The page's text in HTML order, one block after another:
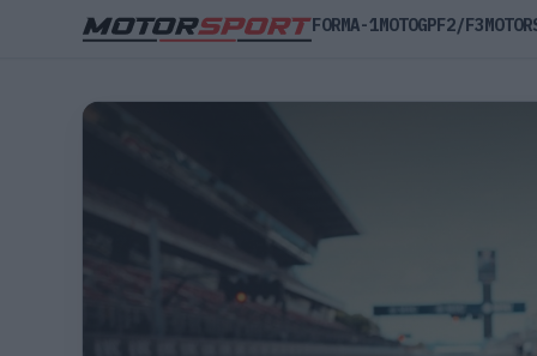
FORMA-1MOTOGPF2/F3